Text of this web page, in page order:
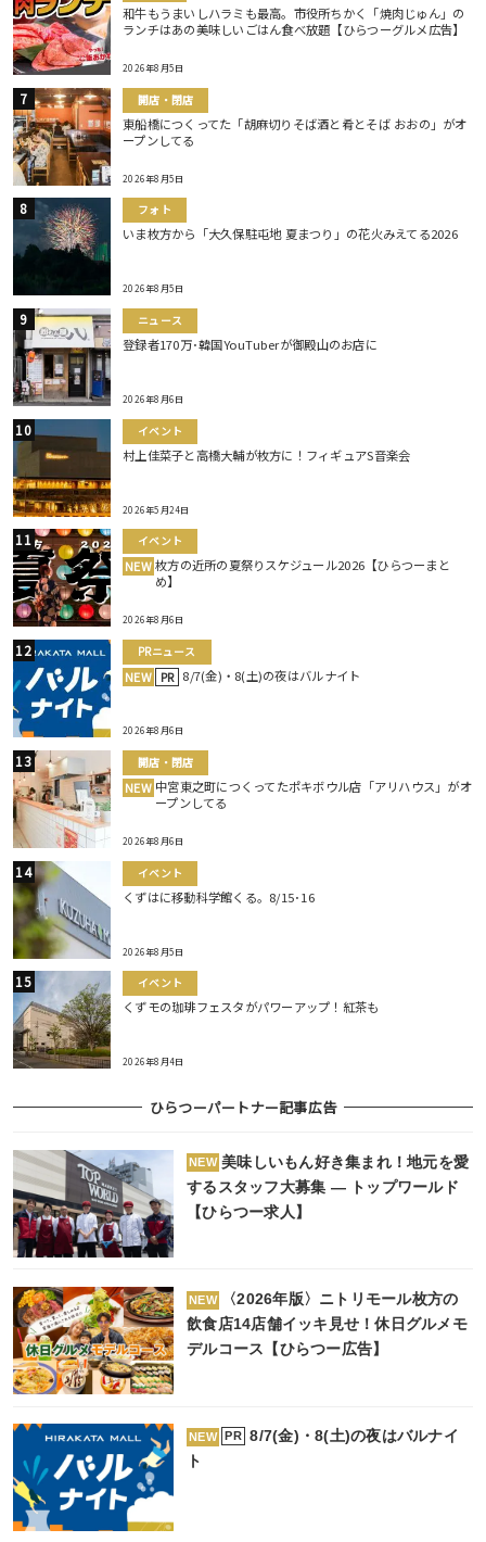
和牛もうまいしハラミも最高。市役所ちかく「焼肉じゅん」の
ランチはあの美味しいごはん食べ放題【ひらつーグルメ広告】
2026年8月5日
開店・閉店
東船橋につくってた「胡麻切りそば酒と肴とそば おおの」がオ
ープンしてる
2026年8月5日
フォト
いま枚方から「大久保駐屯地 夏まつり」の花火みえてる2026
2026年8月5日
ニュース
登録者170万･韓国YouTuberが御殿山のお店に
2026年8月6日
イベント
村上佳菜子と高橋大輔が枚方に！フィギュアS音楽会
2026年5月24日
イベント
NEW 枚方の近所の夏祭りスケジュール2026【ひらつーまと
め】
2026年8月6日
PRニュース
NEW PR 8/7(金)・8(土)の夜はバルナイト
2026年8月6日
開店・閉店
NEW 中宮東之町につくってたポキボウル店「アリハウス」がオ
ープンしてる
2026年8月6日
イベント
くずはに移動科学館くる。8/15･16
2026年8月5日
イベント
くずモの珈琲フェスタがパワーアップ！紅茶も
2026年8月4日
ひらつーパートナー記事広告
NEW 美味しいもん好き集まれ！地元を愛
するスタッフ大募集 ― トップワールド
【ひらつー求人】
NEW
〈2026年版〉ニトリモール枚方の
飲食店14店舗イッキ見せ！休日グルメモ
デルコース【ひらつー広告】
NEW PR
8/7(金)・8(土)の夜はバルナイ
ト